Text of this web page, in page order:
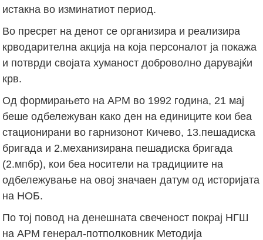
истакна во изминатиот период.
Во пресрет на денот се организира и реализира
крводарителнa акциja на која персоналот ја покажа
и потврди својата хуманост доброволно дарувајќи
крв.
Од формирањето на АРМ во 1992 година, 21 мај
беше одбележуван како ден на единиците кои беа
стационирани во гарнизонот Кичево, 13.пешадиска
бригада и 2.механизирана пешадиска бригада
(2.мпбр), кои беа носители на традициите на
одбележување на овој значаен датум од историјата
на НОБ.
По тој повод на денешната свеченост покрај НГШ
на АРМ генерал-потполковник Методија